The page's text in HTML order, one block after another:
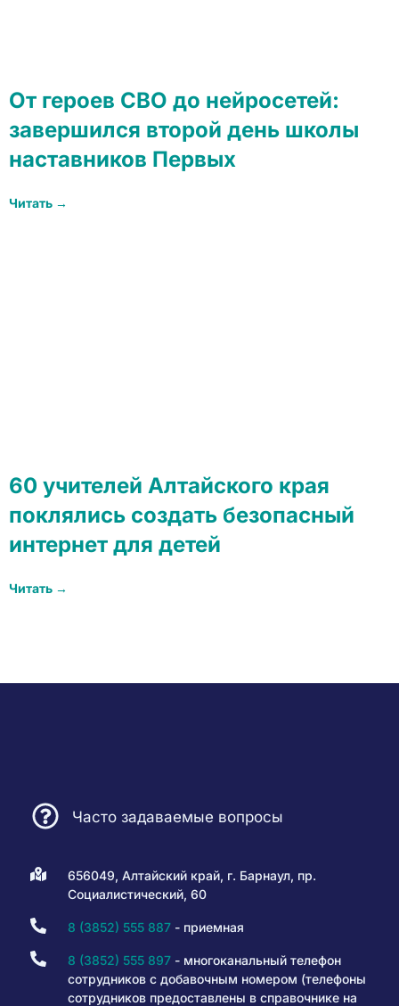
От героев СВО до нейросетей:
завершился второй день школы
наставников Первых
Читать →
60 учителей Алтайского края
поклялись создать безопасный
интернет для детей
Читать →
Часто задаваемые вопросы
656049, Алтайский край, г. Барнаул, пр.
Социалистический, 60
8 (3852) 555 887- приемная
8 (3852) 555 897- многоканальный телефон
сотрудников с добавочным номером (телефоны
сотрудников предоставлены в справочнике на